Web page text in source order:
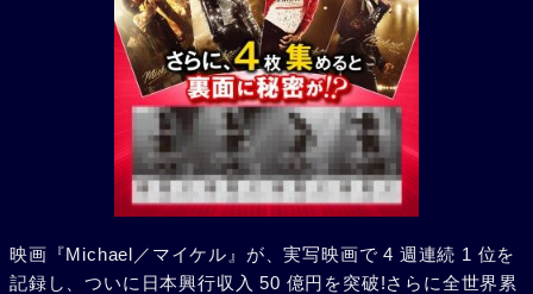
映画『Michael／マイケル』が、実写映画で 4 週連続 1 位を
記録し、ついに日本興行収入 50 億円を突破!さらに全世界累